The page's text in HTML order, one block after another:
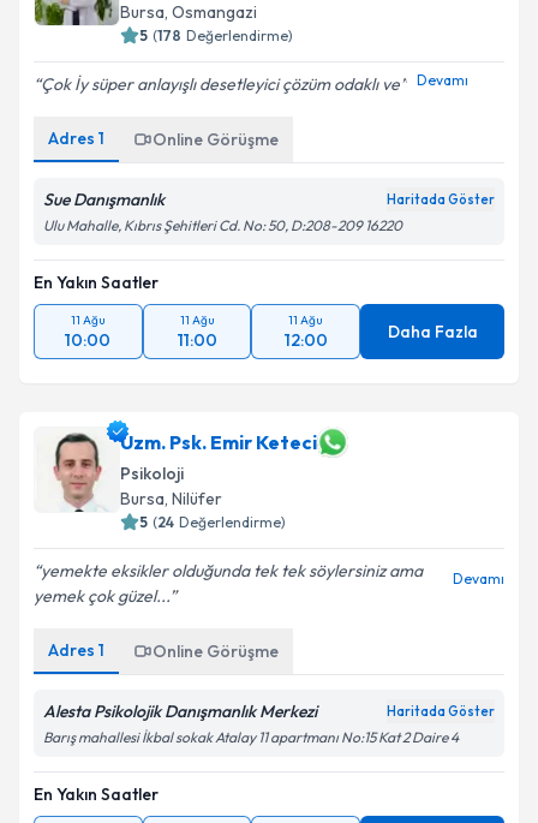
Bursa, Osmangazi
5 (178 Değerlendirme)
Çok İy süper anlayışlı desetleyici çözüm odaklı ve Devamı
Adres 1 Online Görüşme
Sue Danışmanlık Haritada Göster
Ulu Mahalle, Kıbrıs Şehitleri Cd. No: 50, D:208-209 16220
En Yakın Saatler
11 Ağu
10:00
11 Ağu
11:00
11 Ağu
12:00 Daha Fazla
Uzm. Psk. Emir Keteci
Psikoloji
Bursa, Nilüfer
5 (24 Değerlendirme)
yemekte eksikler olduğunda tek tek söylersiniz ama
yemek çok güzel...
Devamı
Adres 1 Online Görüşme
Alesta Psikolojik Danışmanlık Merkezi Haritada Göster
Barış mahallesi İkbal sokak Atalay 11 apartmanı No:15 Kat 2 Daire 4
En Yakın Saatler